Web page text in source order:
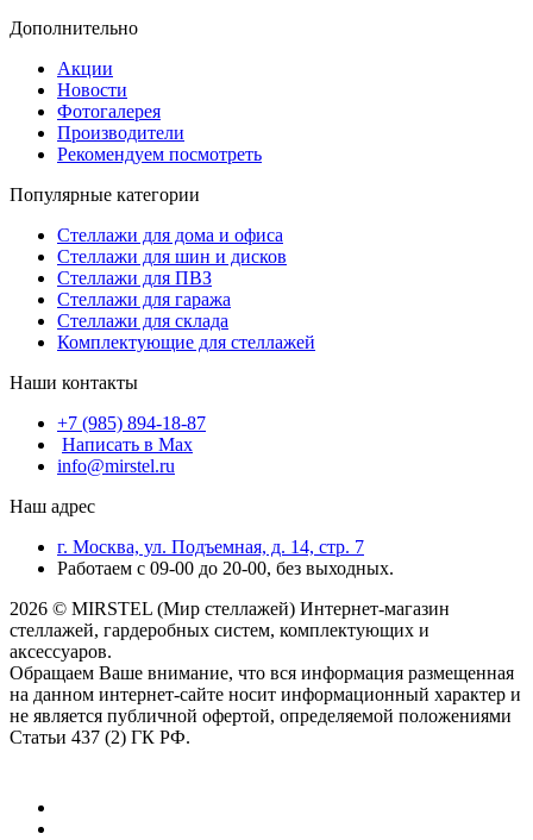
Дополнительно
Акции
Новости
Фотогалерея
Производители
Рекомендуем посмотреть
Популярные категории
Стеллажи для дома и офиса
Стеллажи для шин и дисков
Стеллажи для ПВЗ
Стеллажи для гаража
Стеллажи для склада
Комплектующие для стеллажей
Наши контакты
+7 (985) 894-18-87
Написать в Max
info@mirstel.ru
Наш адрес
г. Москва, ул. Подъемная, д. 14, стр. 7
Работаем с 09-00 до 20-00, без выходных.
2026 © MIRSTEL (Мир стеллажей) Интернет-магазин
стеллажей, гардеробных систем, комплектующих и
аксессуаров.
Обращаем Ваше внимание, что вся информация размещенная
на данном интернет-сайте носит информационный характер и
не является публичной офертой, определяемой положениями
Статьи 437 (2) ГК РФ.